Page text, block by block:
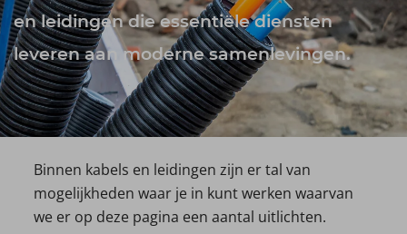
en leidingen die essentiële diensten
leveren aan moderne samenlevingen.
Binnen kabels en leidingen zijn er tal van
mogelijkheden waar je in kunt werken waarvan
we er op deze pagina een aantal uitlichten.